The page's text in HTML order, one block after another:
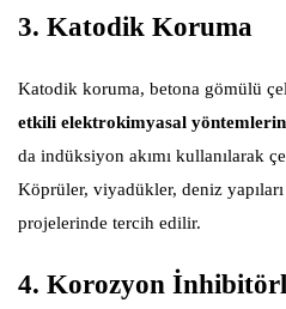
3. Katodik Koruma
Katodik koruma, betona gömülü
etkili elektrokimyasal
da indüksiyon akımı kullanılarak
Köprüler, viyadükler, deniz
projelerinde tercih edilir.
4. Korozyon